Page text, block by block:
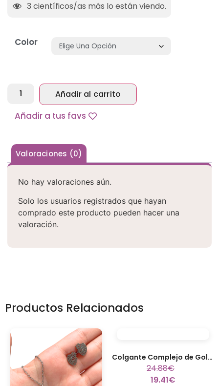
3 científicos/as más lo están viendo.
Color
Añadir al carrito
Alternative:
Añadir a tus favs
Valoraciones (0)
No hay valoraciones aún.
Solo los usuarios registrados que hayan
comprado este producto pueden hacer una
valoración.
Productos Relacionados
Colgante Complejo de Golgi
24.88€
19.41€